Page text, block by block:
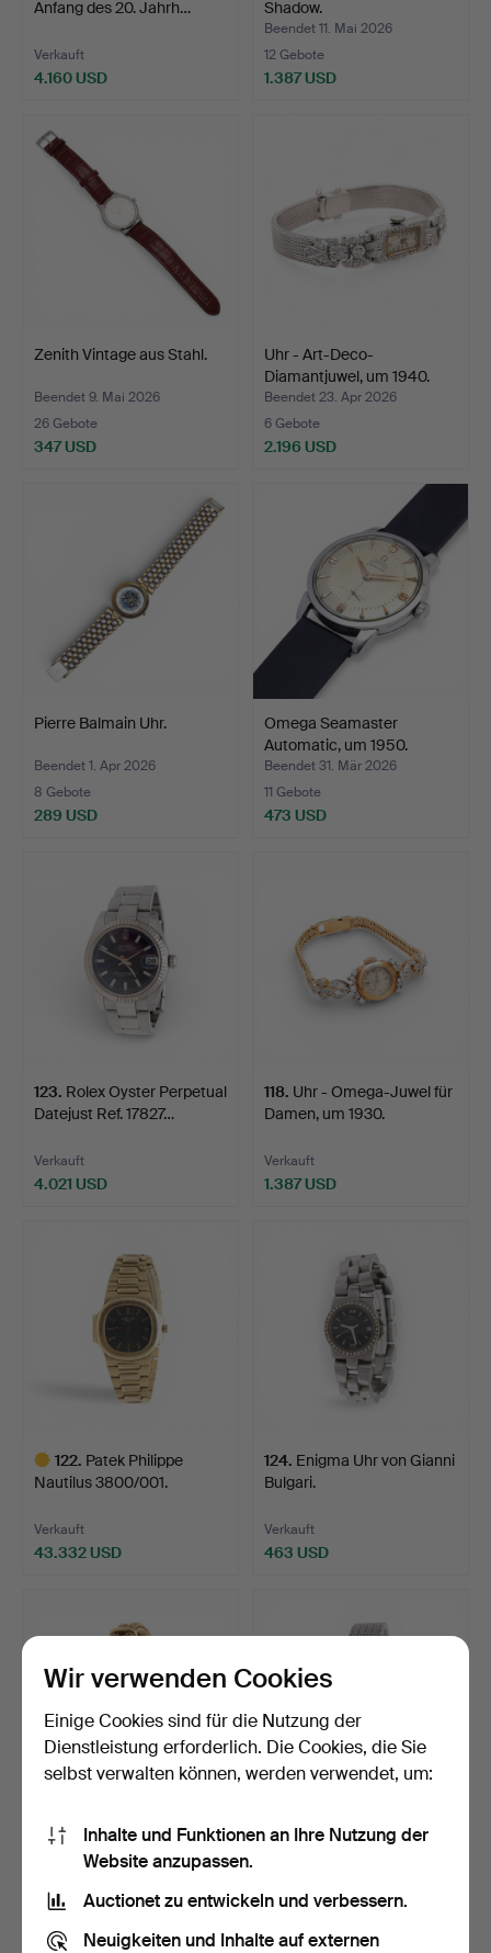
Anfang des 20. Jahrh…
Verkauft
4.160 USD
Shadow.
Beendet 11. Mai 2026
12 Gebote
1.387 USD
Zenith Vintage aus Stahl.
Beendet 9. Mai 2026
26 Gebote
347 USD
Uhr - Art-Deco-
Diamantjuwel, um 1940.
Beendet 23. Apr 2026
6 Gebote
2.196 USD
Pierre Balmain Uhr.
Beendet 1. Apr 2026
8 Gebote
289 USD
Omega Seamaster
Automatic, um 1950.
Beendet 31. Mär 2026
11 Gebote
473 USD
123. Rolex Oyster Perpetual
Datejust Ref. 17827…
Verkauft
4.021 USD
118. Uhr - Omega-Juwel für
Damen, um 1930.
Verkauft
1.387 USD
122. Patek Philippe
Nautilus 3800/001.
Verkauft
43.332 USD
124. Enigma Uhr von Gianni
Bulgari.
Verkauft
463 USD
119 Uhr - Omega-Juwel für
Damen, aus der Mitte…
Verkauft
120. Longines-Uhr - Juwel
aus Gold und Diamante…
Verkauft
Wir verwenden Cookies
Einige Cookies sind für die Nutzung der
Dienstleistung erforderlich. Die Cookies, die Sie
selbst verwalten können, werden verwendet, um:
Inhalte und Funktionen an Ihre Nutzung der
Website anzupassen.
Auctionet zu entwickeln und verbessern.
Neuigkeiten und Inhalte auf externen